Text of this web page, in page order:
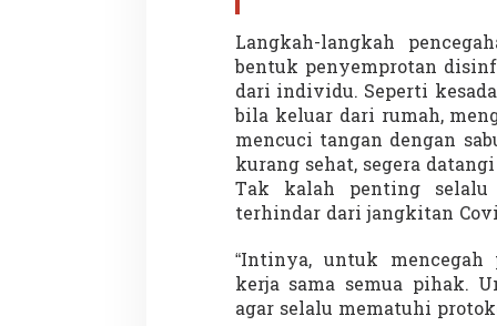
Langkah-langkah
bentuk penyemprotan
dari individu. Seperti
bila keluar dari rumah,
mencuci tangan dengan
kurang sehat, segera
Tak kalah penting selalu
terhindar dari jangkitan
“Intinya, untuk mencegah
kerja sama semua pihak.
agar selalu mematuhi